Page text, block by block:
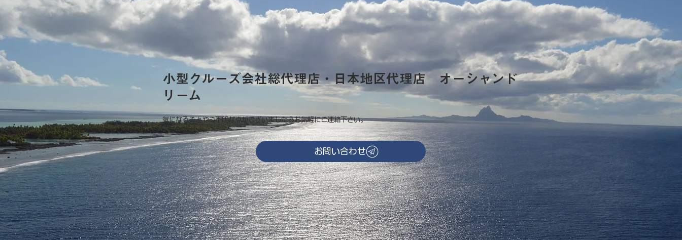
小型クルーズ会社総代理店・日本地区代理店 オーシャンド
リーム
気になることやご不明な点がございましたらお気軽にご連絡下さい。
お問い合わせ